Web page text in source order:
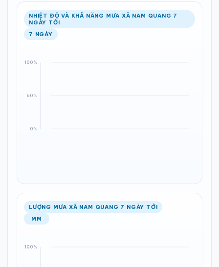
NHIỆT ĐỘ VÀ KHẢ NĂNG MƯA XÃ NAM QUANG 7
NGÀY TỚI
7 NGÀY
LƯỢNG MƯA XÃ NAM QUANG 7 NGÀY TỚI
MM